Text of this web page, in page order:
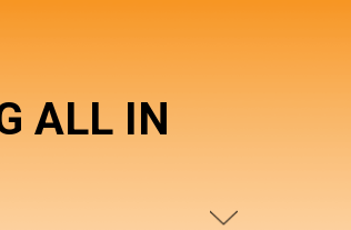
ALL IN